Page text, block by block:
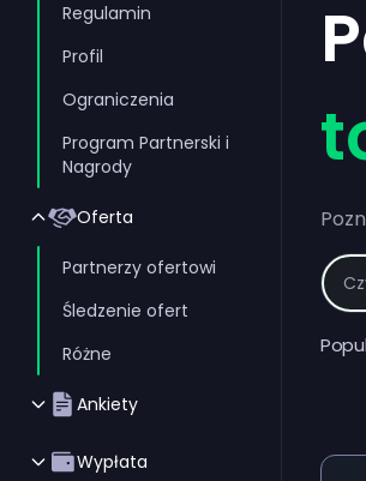
Regulamin
Profil
Ograniczenia
Program Partnerski i
Nagrody
Oferta
Partnerzy ofertowi
Śledzenie ofert
Różne
Ankiety
Wypłata